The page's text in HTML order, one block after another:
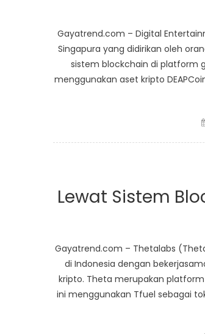
Gayatrend.com – Digital
Singapura yang didirikan oleh
sistem blockchain di platform
menggunakan aset kripto
Lewat Sistem
Gayatrend.com – Thetalabs
di Indonesia dengan
kripto. Theta merupakan
ini menggunakan Tfuel sebagai